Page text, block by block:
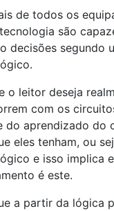
de todos os
são
decisões segundo
o leitor deseja
com os
do aprendizado do
eles tenham, ou
e isso implica
é este.
a partir da lógica